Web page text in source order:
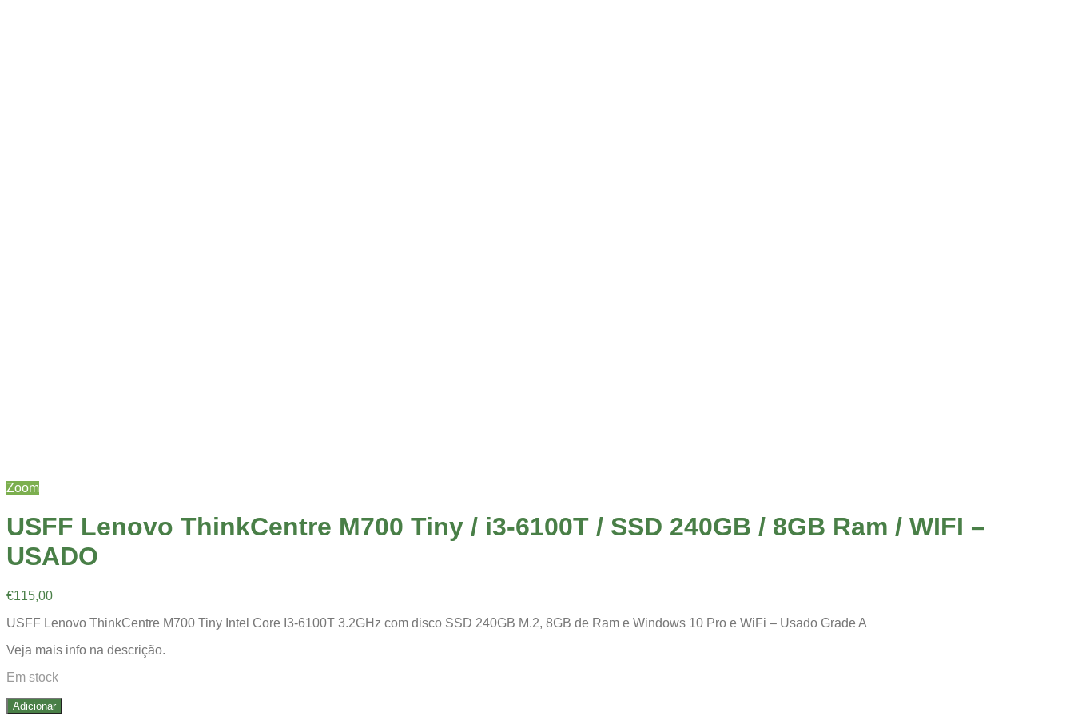
Zoom
USFF Lenovo ThinkCentre M700 Tiny / i3-6100T / SSD 240GB / 8GB Ram / WIFI –
USADO
€115,00
USFF Lenovo ThinkCentre M700 Tiny Intel Core I3-6100T 3.2GHz com disco SSD 240GB M.2, 8GB de Ram e Windows 10 Pro e WiFi – Usado Grade A
Veja mais info na descrição.
Em stock
Adicionar